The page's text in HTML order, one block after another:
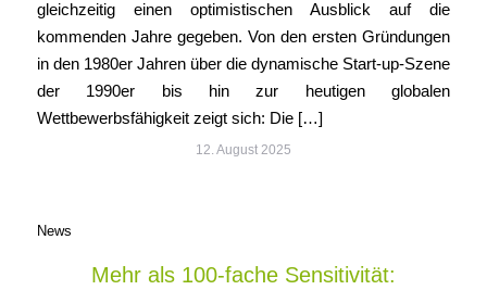
gleichzeitig einen optimistischen Ausblick auf die
kommenden Jahre gegeben. Von den ersten Gründungen
in den 1980er Jahren über die dynamische Start-up-Szene
der 1990er bis hin zur heutigen globalen
Wettbewerbsfähigkeit zeigt sich: Die […]
12. August 2025
News
Mehr als 100-fache Sensitivität: